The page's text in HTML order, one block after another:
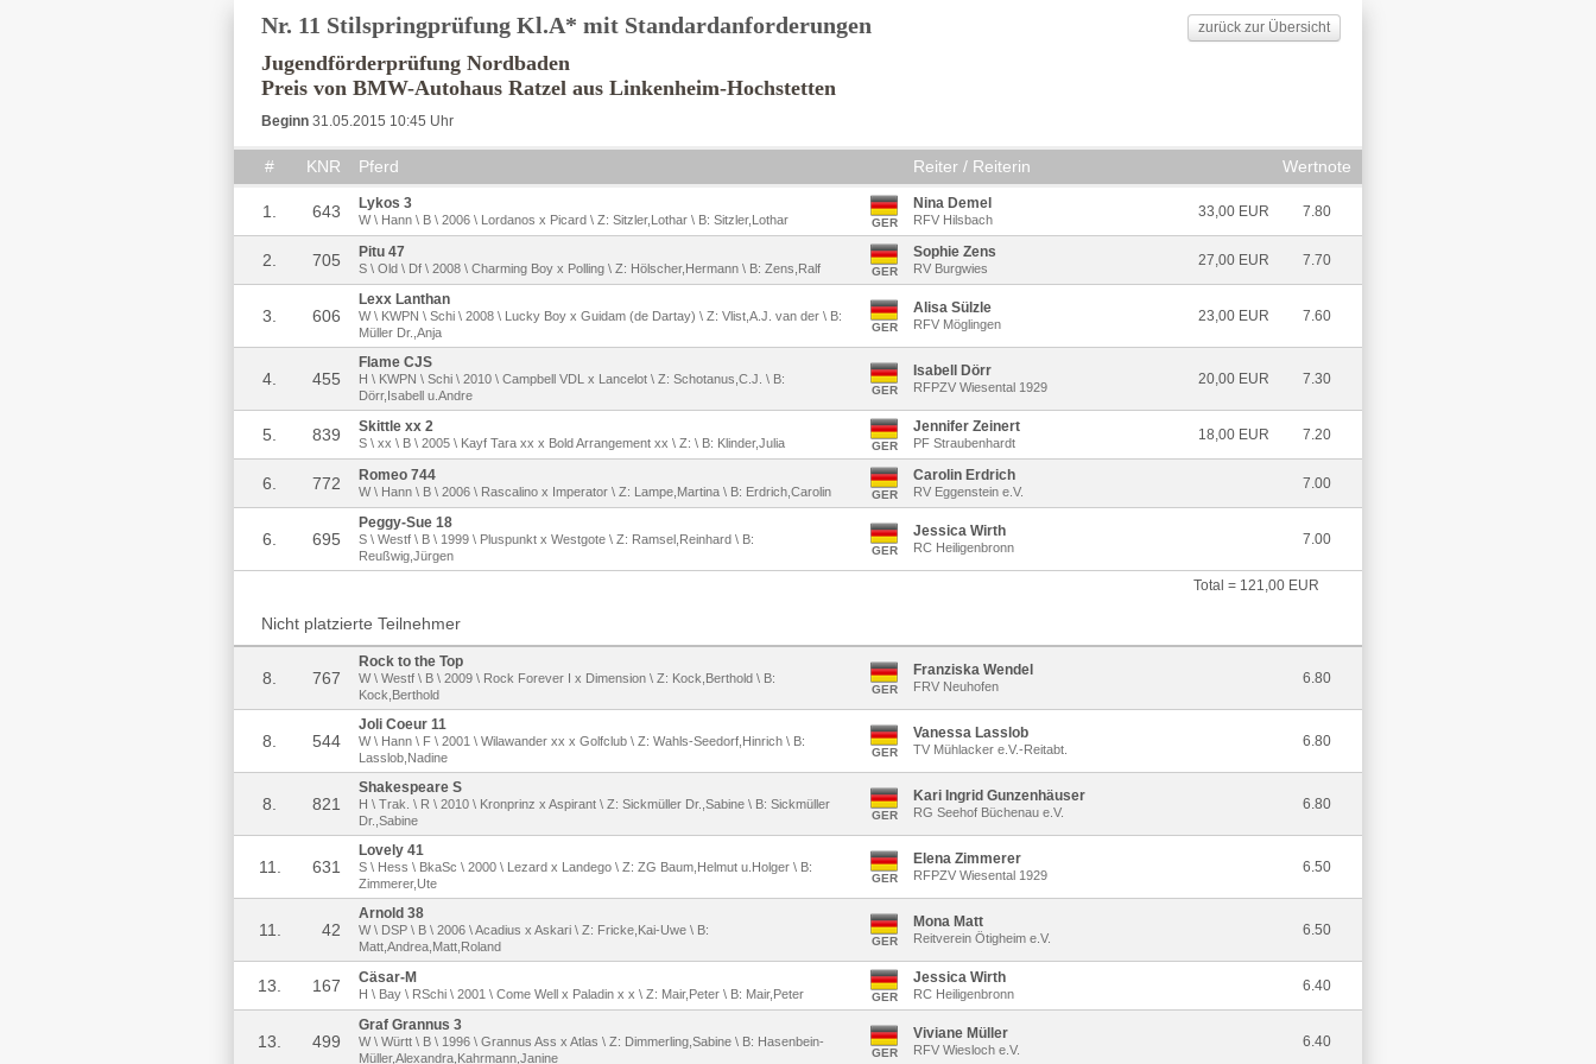
zurück zur Übersicht
Nr. 11 Stilspringprüfung Kl.A* mit Standardanforderungen
Jugendförderprüfung Nordbaden
Preis von BMW-Autohaus Ratzel aus Linkenheim-Hochstetten
Beginn 31.05.2015 10:45 Uhr
# KNR Pferd Reiter / Reiterin Wertnote
1. 643 Lykos 3
W \ Hann \ B \ 2006 \ Lordanos x Picard \ Z: Sitzler,Lothar \ B: Sitzler,Lothar GER
Nina Demel
RFV Hilsbach 33,00 EUR 7.80
2. 705 Pitu 47
S \ Old \ Df \ 2008 \ Charming Boy x Polling \ Z: Hölscher,Hermann \ B: Zens,Ralf GER
Sophie Zens
RV Burgwies 27,00 EUR 7.70
3. 606
Lexx Lanthan
W \ KWPN \ Schi \ 2008 \ Lucky Boy x Guidam (de Dartay) \ Z: Vlist,A.J. van der \ B:
Müller Dr.,Anja
GER
Alisa Sülzle
RFV Möglingen 23,00 EUR 7.60
4. 455
Flame CJS
H \ KWPN \ Schi \ 2010 \ Campbell VDL x Lancelot \ Z: Schotanus,C.J. \ B:
Dörr,Isabell u.Andre
GER
Isabell Dörr
RFPZV Wiesental 1929 20,00 EUR 7.30
5. 839 Skittle xx 2
S \ xx \ B \ 2005 \ Kayf Tara xx x Bold Arrangement xx \ Z: \ B: Klinder,Julia GER
Jennifer Zeinert
PF Straubenhardt 18,00 EUR 7.20
6. 772 Romeo 744
W \ Hann \ B \ 2006 \ Rascalino x Imperator \ Z: Lampe,Martina \ B: Erdrich,Carolin GER
Carolin Erdrich
RV Eggenstein e.V. 7.00
6. 695
Peggy-Sue 18
S \ Westf \ B \ 1999 \ Pluspunkt x Westgote \ Z: Ramsel,Reinhard \ B:
Reußwig,Jürgen
GER
Jessica Wirth
RC Heiligenbronn 7.00
Total = 121,00 EUR
Nicht platzierte Teilnehmer
8. 767
Rock to the Top
W \ Westf \ B \ 2009 \ Rock Forever I x Dimension \ Z: Kock,Berthold \ B:
Kock,Berthold
GER
Franziska Wendel
FRV Neuhofen 6.80
8. 544
Joli Coeur 11
W \ Hann \ F \ 2001 \ Wilawander xx x Golfclub \ Z: Wahls-Seedorf,Hinrich \ B:
Lasslob,Nadine
GER
Vanessa Lasslob
TV Mühlacker e.V.-Reitabt. 6.80
8. 821
Shakespeare S
H \ Trak. \ R \ 2010 \ Kronprinz x Aspirant \ Z: Sickmüller Dr.,Sabine \ B: Sickmüller
Dr.,Sabine
GER
Kari Ingrid Gunzenhäuser
RG Seehof Büchenau e.V. 6.80
11. 631
Lovely 41
S \ Hess \ BkaSc \ 2000 \ Lezard x Landego \ Z: ZG Baum,Helmut u.Holger \ B:
Zimmerer,Ute
GER
Elena Zimmerer
RFPZV Wiesental 1929 6.50
11. 42
Arnold 38
W \ DSP \ B \ 2006 \ Acadius x Askari \ Z: Fricke,Kai-Uwe \ B:
Matt,Andrea,Matt,Roland
GER
Mona Matt
Reitverein Ötigheim e.V. 6.50
13. 167 Cäsar-M
H \ Bay \ RSchi \ 2001 \ Come Well x Paladin x x \ Z: Mair,Peter \ B: Mair,Peter GER
Jessica Wirth
RC Heiligenbronn 6.40
13. 499
Graf Grannus 3
W \ Württ \ B \ 1996 \ Grannus Ass x Atlas \ Z: Dimmerling,Sabine \ B: Hasenbein-
Müller,Alexandra,Kahrmann,Janine
GER
Viviane Müller
RFV Wiesloch e.V. 6.40